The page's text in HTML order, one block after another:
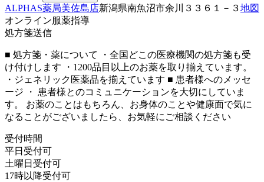
ALPHAS薬局美佐島店新潟県南魚沼市余川３３６１－３地図
オンライン服薬指導
処方箋送信
■ 処方箋・薬について ・全国どこの医療機関の処方箋も受
け付けします ・1200品目以上のお薬を取り揃えています。
・ジェネリック医薬品を揃えています ■ 患者様へのメッセ
ージ ・ 患者様とのコミュニケーションを大切にしていま
す。 お薬のことはもちろん、お身体のことや健康面で気に
なることがございましたら、お気軽にご相談ください
受付時間
平日受付可
土曜日受付可
17時以降受付可